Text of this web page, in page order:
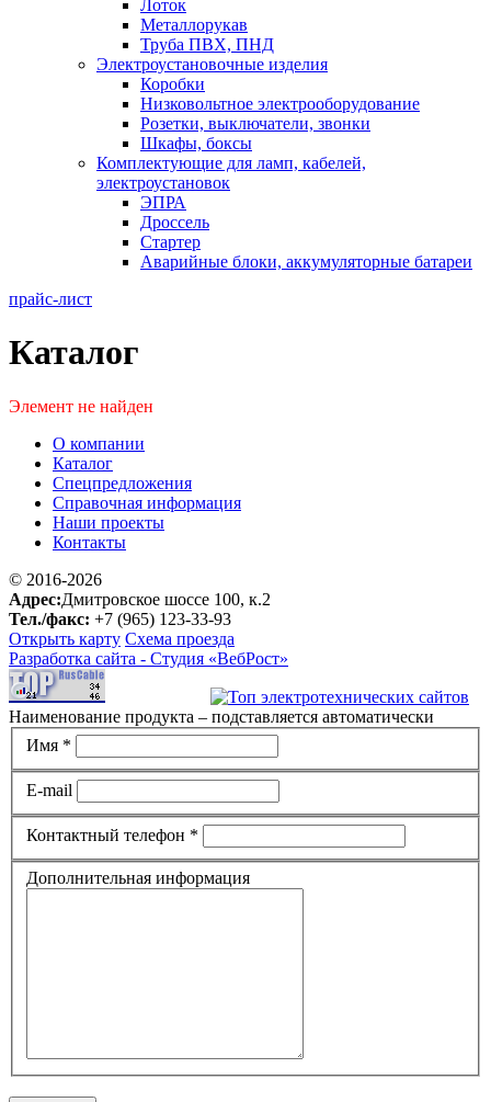
Лоток
Металлорукав
Труба ПВХ, ПНД
Электроустановочные изделия
Коробки
Низковольтное электрооборудование
Розетки, выключатели, звонки
Шкафы, боксы
Комплектующие для ламп, кабелей,
электроустановок
ЭПРА
Дроссель
Стартер
Аварийные блоки, аккумуляторные батареи
прайс-лист
Каталог
Элемент не найден
О компании
Каталог
Спецпредложения
Справочная информация
Наши проекты
Контакты
© 2016-2026
Адрес:Дмитровское шоссе 100, к.2
Тел./факс: +7 (965) 123-33-93
Открыть карту Схема проезда
Разработка сайта - Студия «ВебРост»
Наименование продукта – подставляется автоматически
Имя *
E-mail
Контактный телефон *
Дополнительная информация